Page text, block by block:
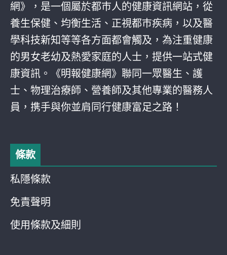
網》，是一個屬於都巿人的健康資訊網站，從
養生保健、均衡生活、正視都巿疾病，以及醫
學科技新知等等各方面都會觸及，為注重健康
的男女老幼及熱愛家庭的人士，提供一站式健
康資訊。《明報健康網》聯同一眾醫生、護
士、物理治療師、營養師及其他專業的醫務人
員，携手與你並肩同行健康富足之路！
條款
私隱條款
免責聲明
使用條款及細則